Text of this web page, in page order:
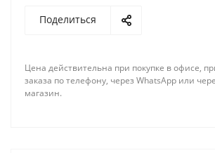
Поделиться
Цена действительна при покупке в офисе,
заказа по телефону, через WhatsApp или
магазин.